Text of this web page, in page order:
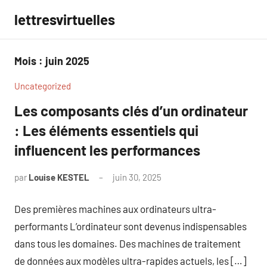
contenu
lettresvirtuelles
Mois : juin 2025
Uncategorized
Les composants clés d’un ordinateur
: Les éléments essentiels qui
influencent les performances
par Louise KESTEL juin 30, 2025
Des premières machines aux ordinateurs ultra-
performants L’ordinateur sont devenus indispensables
dans tous les domaines. Des machines de traitement
de données aux modèles ultra-rapides actuels, les […]